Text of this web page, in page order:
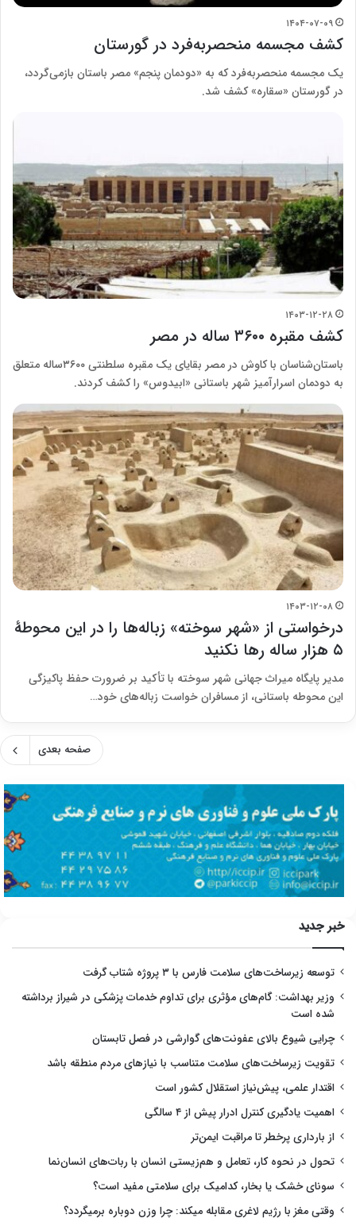
۱۴۰۴-۰۷-۰۹
کشف مجسمه منحصربه‌فرد در گورستان
یک مجسمه منحصربه‌فرد که به «دودمان پنجم» مصر باستان بازمی‌گردد،
در گورستان «سقاره» کشف شد.
۱۴۰۳-۱۲-۲۸
کشف مقبره ۳۶۰۰ ساله در مصر
باستان‌شناسان با کاوش در مصر بقایای یک مقبره سلطنتی ۳۶۰۰ساله متعلق
به دودمان اسرارآمیز شهر باستانی «ابیدوس» را کشف کردند.
۱۴۰۳-۱۲-۰۸
درخواستی از «شهر سوخته» زباله‌ها را در این محوطۀ
۵ هزار ساله رها نکنید
مدیر پایگاه میراث جهانی شهر سوخته با تأکید بر ضرورت حفظ پاکیزگی
این محوطه باستانی، از مسافران خواست زباله‌های خود…
صفحه بعدی
خبر جدید
توسعه زیرساخت‌های سلامت فارس با ۳ پروژه شتاب گرفت
وزیر بهداشت: گام‌های مؤثری برای تداوم خدمات پزشکی در شیراز برداشته
شده است
چرایی شیوع بالای عفونت‌های گوارشی در فصل تابستان
تقویت زیرساخت‌های سلامت متناسب با نیازهای مردم منطقه باشد
اقتدار علمی، پیش‌نیاز استقلال کشور است
اهمیت یادگیری کنترل ادرار پیش از ۴ سالگی
از بارداری پرخطر تا مراقبت ایمن‌تر
تحول در نحوه کار، تعامل و هم‌زیستی انسان با ربات‌های انسان‌نما
سونای خشک یا بخار، کدامیک برای سلامتی مفید است؟
وقتی مغز با رژیم لاغری مقابله میکند: چرا وزن دوباره برمیگردد؟